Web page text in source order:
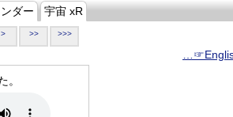
ダー 宇宙 xR
> >> >>>
。